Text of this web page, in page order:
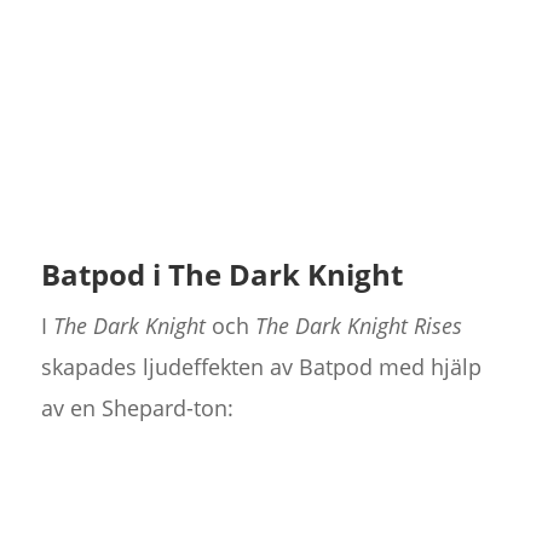
Batpod i The Dark Knight
I The Dark Knightoch The Dark Knight Rises
skapades ljudeffekten av Batpod med hjälp
av en Shepard-ton: